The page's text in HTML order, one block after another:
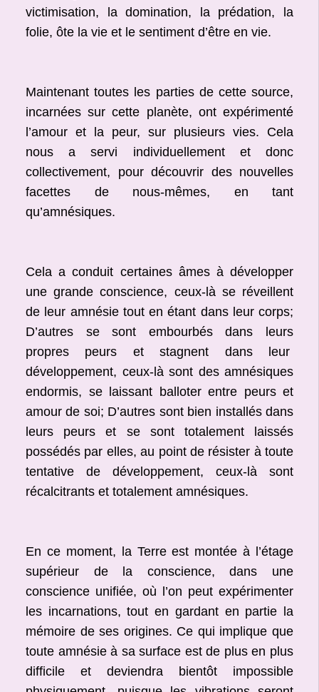
victimisation, la domination, la prédation, la
folie, ôte la vie et le sentiment d’être en vie.
Maintenant toutes les parties de cette source,
incarnées sur cette planète, ont expérimenté
l’amour et la peur, sur plusieurs vies. Cela
nous a servi individuellement et donc
collectivement, pour découvrir des nouvelles
facettes de nous-mêmes, en tant
qu’amnésiques.
Cela a conduit certaines âmes à développer
une grande conscience, ceux-là se réveillent
de leur amnésie tout en étant dans leur corps;
D’autres se sont embourbés dans leurs
propres peurs et stagnent dans leur
développement, ceux-là sont des amnésiques
endormis, se laissant balloter entre peurs et
amour de soi; D’autres sont bien installés dans
leurs peurs et se sont totalement laissés
possédés par elles, au point de résister à toute
tentative de développement, ceux-là sont
récalcitrants et totalement amnésiques.
En ce moment, la Terre est montée à l’étage
supérieur de la conscience, dans une
conscience unifiée, où l’on peut expérimenter
les incarnations, tout en gardant en partie la
mémoire de ses origines. Ce qui implique que
toute amnésie à sa surface est de plus en plus
difficile et deviendra bientôt impossible